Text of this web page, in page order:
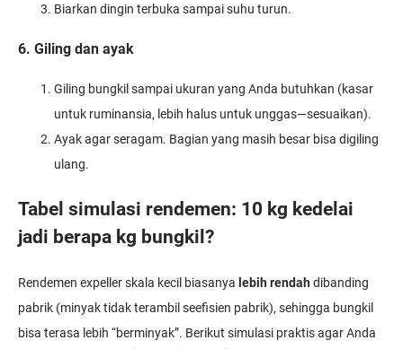
Biarkan dingin terbuka sampai suhu turun.
6. Giling dan ayak
Giling bungkil sampai ukuran yang Anda butuhkan (kasar
untuk ruminansia, lebih halus untuk unggas—sesuaikan).
Ayak agar seragam. Bagian yang masih besar bisa digiling
ulang.
Tabel simulasi rendemen: 10 kg kedelai
jadi berapa kg bungkil?
Rendemen expeller skala kecil biasanya lebih rendahdibanding
pabrik (minyak tidak terambil seefisien pabrik), sehingga bungkil
bisa terasa lebih “berminyak”. Berikut simulasi praktis agar Anda